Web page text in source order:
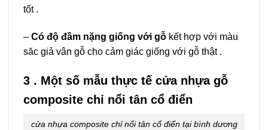
tốt .
– Có độ đầm nặng giống với gỗ kết hợp với màu
săc giả vân gỗ cho cảm giác giống với gỗ thật .
3 . Một số mẫu thực tế cửa nhựa gỗ
composite chỉ nổi tân cổ điển
cửa nhựa composite chỉ nổi tân cổ điển tại bình dương